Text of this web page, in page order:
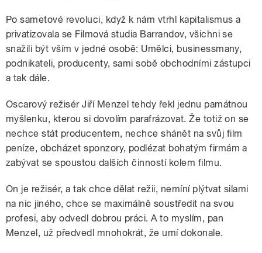
Po sametové revoluci, když k nám vtrhl kapitalismus a
privatizovala se Filmová studia Barrandov, všichni se
snažili být vším v jedné osobě: Umělci, businessmany,
podnikateli, producenty, sami sobě obchodními zástupci
a tak dále.
Oscarový režisér Jiří Menzel tehdy řekl jednu památnou
myšlenku, kterou si dovolím parafrázovat. Že totiž on se
nechce stát producentem, nechce shánět na svůj film
peníze, obcházet sponzory, podlézat bohatým firmám a
zabývat se spoustou dalších činností kolem filmu.
On je režisér, a tak chce dělat režii, nemíní plýtvat silami
na nic jiného, chce se maximálně soustředit na svou
profesi, aby odvedl dobrou práci. A to myslím, pan
Menzel, už předvedl mnohokrát, že umí dokonale.